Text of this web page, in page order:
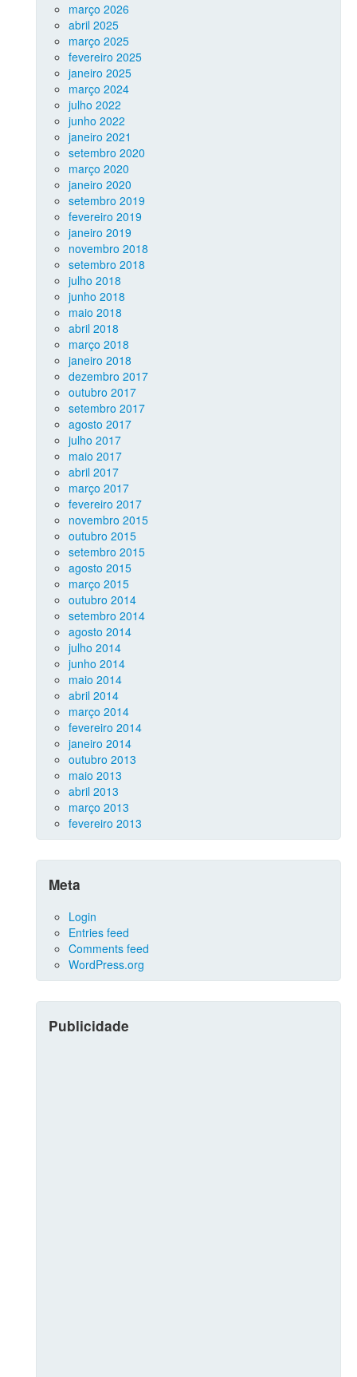
março 2026
abril 2025
março 2025
fevereiro 2025
janeiro 2025
março 2024
julho 2022
junho 2022
janeiro 2021
setembro 2020
março 2020
janeiro 2020
setembro 2019
fevereiro 2019
janeiro 2019
novembro 2018
setembro 2018
julho 2018
junho 2018
maio 2018
abril 2018
março 2018
janeiro 2018
dezembro 2017
outubro 2017
setembro 2017
agosto 2017
julho 2017
maio 2017
abril 2017
março 2017
fevereiro 2017
novembro 2015
outubro 2015
setembro 2015
agosto 2015
março 2015
outubro 2014
setembro 2014
agosto 2014
julho 2014
junho 2014
maio 2014
abril 2014
março 2014
fevereiro 2014
janeiro 2014
outubro 2013
maio 2013
abril 2013
março 2013
fevereiro 2013
Meta
Login
Entries feed
Comments feed
WordPress.org
Publicidade